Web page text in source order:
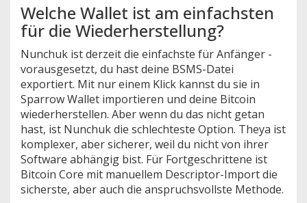
Welche Wallet ist am einfachsten
für die Wiederherstellung?
Nunchuk ist derzeit die einfachste für Anfänger -
vorausgesetzt, du hast deine BSMS-Datei
exportiert. Mit nur einem Klick kannst du sie in
Sparrow Wallet importieren und deine Bitcoin
wiederherstellen. Aber wenn du das nicht getan
hast, ist Nunchuk die schlechteste Option. Theya ist
komplexer, aber sicherer, weil du nicht von ihrer
Software abhängig bist. Für Fortgeschrittene ist
Bitcoin Core mit manuellem Descriptor-Import die
sicherste, aber auch die anspruchsvollste Methode.